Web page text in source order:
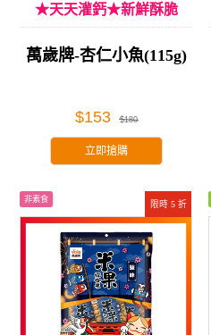
★天天灌鈣★新鮮酥脆
萬歲牌-杏仁小魚(115g)
$153 $180
立即搶購
限時 5 折
非素食